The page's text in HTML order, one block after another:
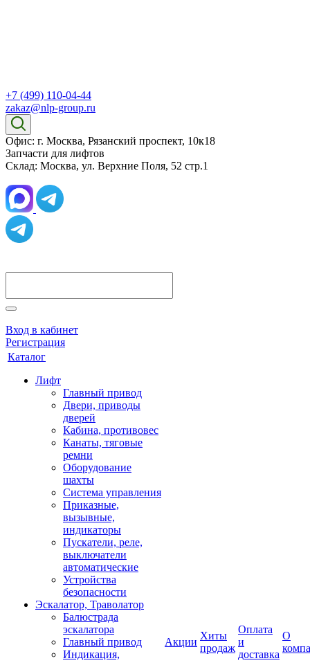
+7 (499) 110-04-44
zakaz@nlp-group.ru
Офис: г. Москва, Рязанский проспект, 10к18
Запчасти для лифтов
Склад: Москва, ул. Верхние Поля, 52 стр.1
Вход в кабинет
Регистрация
Каталог
Лифт
Главный привод
Двери, приводы
дверей
Кабина, противовес
Канаты, тяговые
ремни
Оборудование
шахты
Система управления
Приказные,
вызывные,
индикаторы
Пускатели, реле,
выключатели
автоматические
Устройства
безопасности
Эскалатор, Траволатор
Балюстрада
эскалатора
Главный привод
Индикация,
Акции
Хиты
продаж
Оплата
и
доставка
О